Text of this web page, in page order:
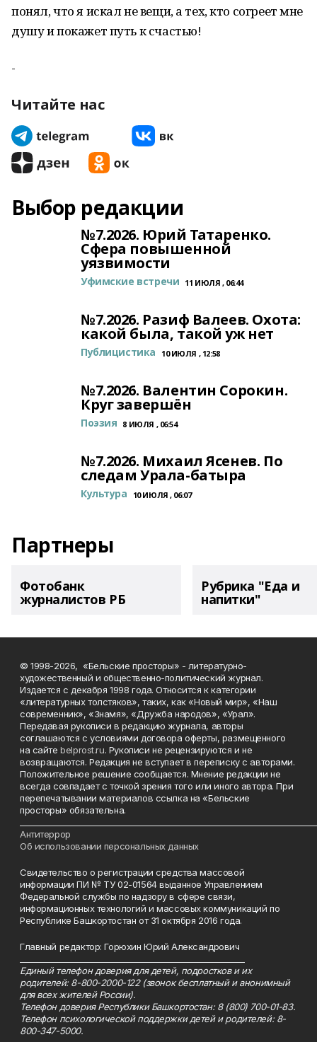
понял, что я искал не вещи, а тех, кто согреет мне
душу и покажет путь к счастью!
-
Читайте нас
Выбор редакции
№7.2026. Юрий Татаренко.
Сфера повышенной
уязвимости
Уфимские встречи 11 ИЮЛЯ , 06:44
№7.2026. Разиф Валеев. Охота:
какой была, такой уж нет
Публицистика 10 ИЮЛЯ , 12:58
№7.2026. Валентин Сорокин.
Круг завершён
Поэзия 8 ИЮЛЯ , 06:54
№7.2026. Михаил Ясенев. По
следам Урала-батыра
Культура 10 ИЮЛЯ , 06:07
Партнеры
Фотобанк
журналистов РБ
Рубрика "Еда и
напитки"
© 1998-2026, «Бельские просторы» - литературно-
художественный и общественно-политический журнал.
Издается с декабря 1998 года. Относится к категории
«литературных толстяков», таких, как «Новый мир», «Наш
современник», «Знамя», «Дружба народов», «Урал».
Передавая рукописи в редакцию журнала, авторы
соглашаются с условиями договора оферты, размещенного
на сайтеbelprost.ru. Рукописи не рецензируются и не
возвращаются. Редакция не вступает в переписку с авторами.
Положительное решение сообщается. Мнение редакции не
всегда совпадает с точкой зрения того или иного автора. При
перепечатывании материалов ссылка на «Бельские
просторы» обязательна.
Антитеррор
Об использовании персональных данных
Свидетельство о регистрации средства массовой
информации ПИ № ТУ 02-01564 выданное Управлением
Федеральной службы по надзору в сфере связи,
информационных технологий и массовых коммуникаций по
Республике Башкортостан от 31 октября 2016 года.
Главный редактор: Горюхин Юрий Александрович
Единый телефон доверия для детей, подростков и их
родителей: 8-800-2000-122 (звонок бесплатный и анонимный
для всех жителей России).
Телефон доверия Республики Башкортостан: 8 (800) 700-01-83.
Телефон психологической поддержки детей и родителей: 8-
800-347-5000.